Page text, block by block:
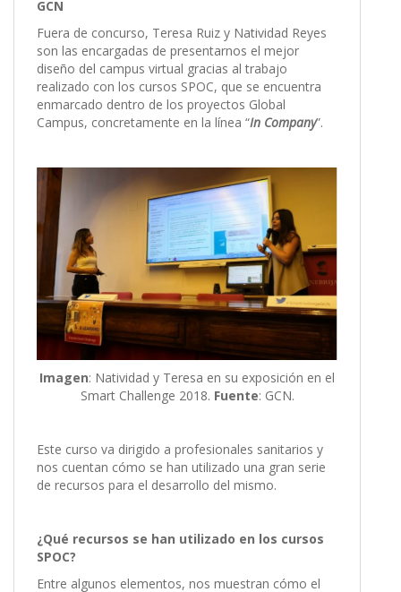
GCN
Fuera de concurso, Teresa Ruiz y Natividad Reyes
son las encargadas de presentarnos el mejor
diseño del campus virtual gracias al trabajo
realizado con los cursos SPOC, que se encuentra
enmarcado dentro de los proyectos Global
Campus, concretamente en la línea “In Company”.
Imagen: Natividad y Teresa en su exposición en el
Smart Challenge 2018. Fuente: GCN.
Este curso va dirigido a profesionales sanitarios y
nos cuentan cómo se han utilizado una gran serie
de recursos para el desarrollo del mismo.
¿Qué recursos se han utilizado en los cursos
SPOC?
Entre algunos elementos, nos muestran cómo el